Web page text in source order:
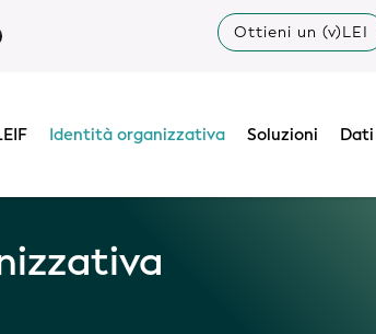
Ottieni un (v)LEI
Identità organizzativa Soluzioni